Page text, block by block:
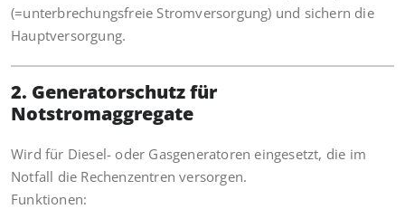
(=unterbrechungsfreie Stromversorgung) und sichern die
Hauptversorgung.
2. Generatorschutz für
Notstromaggregate
Wird für Diesel- oder Gasgeneratoren eingesetzt, die im
Notfall die Rechenzentren versorgen.
Funktionen: